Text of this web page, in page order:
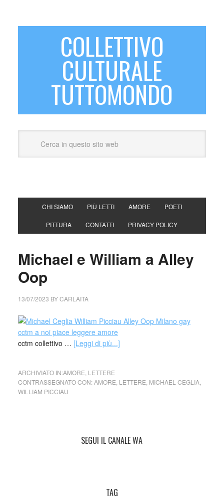
COLLETTIVO
CULTURALE
TUTTOMONDO
CHI SIAMO PIÙ LETTI AMORE POETI
PITTURA CONTATTI PRIVACY POLICY
Michael e William a Alley
Oop
13/07/2023 BYCARLAITA
cctm collettivo … [Leggi di più...]
ARCHIVIATO IN:AMORE LETTERE
CONTRASSEGNATO CON:AMORE LETTERE MICHAEL CEGLIA,
WILLIAM PICCIAU
SEGUI IL CANALE WA
TAG